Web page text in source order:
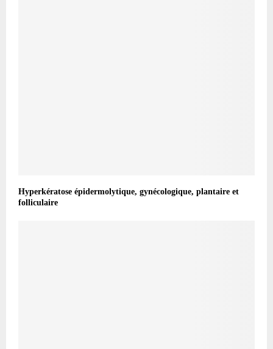
Hyperkératose épidermolytique, gynécologique, plantaire et
folliculaire